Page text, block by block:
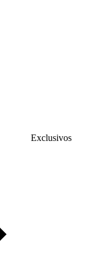
Exclusivos